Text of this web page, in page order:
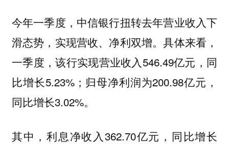
今年一季度，中信银行扭转去年营业收入下
滑态势，实现营收、净利双增。具体来看，
一季度，该行实现营业收入546.49亿元，同
比增长5.23%；归母净利润为200.98亿元，
同比增长3.02%。
其中，利息净收入362.70亿元，同比增长